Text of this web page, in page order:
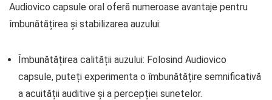
Audiovico capsule oral oferă numeroase avantaje pentru
îmbunătățirea și stabilizarea auzului:
Îmbunătățirea calității auzului: Folosind Audiovico
capsule, puteți experimenta o îmbunătățire semnificativă
a acuității auditive și a percepției sunetelor.